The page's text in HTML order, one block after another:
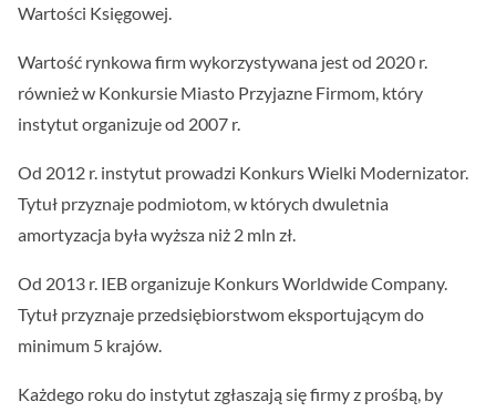
Wartości Księgowej.
Wartość rynkowa firm wykorzystywana jest od 2020 r.
również w Konkursie Miasto Przyjazne Firmom, który
instytut organizuje od 2007 r.
Od 2012 r. instytut prowadzi Konkurs Wielki Modernizator.
Tytuł przyznaje podmiotom, w których dwuletnia
amortyzacja była wyższa niż 2 mln zł.
Od 2013 r. IEB organizuje Konkurs Worldwide Company.
Tytuł przyznaje przedsiębiorstwom eksportującym do
minimum 5 krajów.
Każdego roku do instytut zgłaszają się firmy z prośbą, by